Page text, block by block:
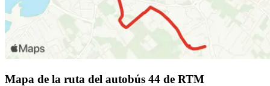
Mapa de la ruta del autobús 44 de RTM